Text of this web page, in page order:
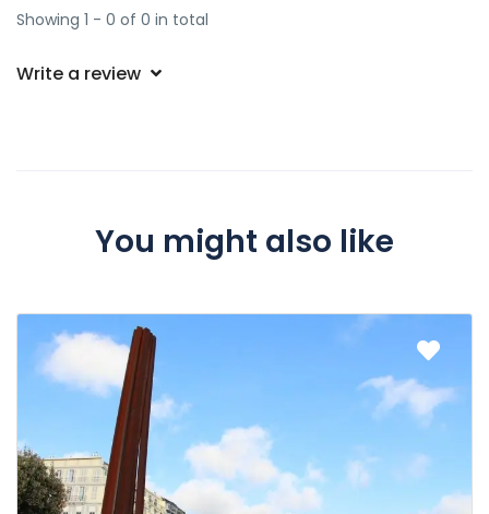
Showing 1 - 0 of 0 in total
Write a review
You might also like